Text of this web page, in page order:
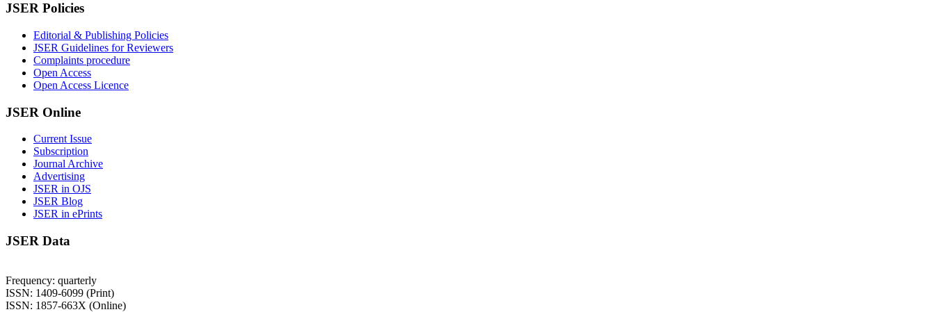
JSER Policies
Editorial & Publishing Policies
JSER Guidelines for Reviewers
Complaints procedure
Open Access
Open Access Licence
JSER Online
Current Issue
Subscription
Journal Archive
Advertising
JSER in OJS
JSER Blog
JSER in ePrints
JSER Data
Frequency: quarterly
ISSN: 1409-6099 (Print)
ISSN: 1857-663X (Online)